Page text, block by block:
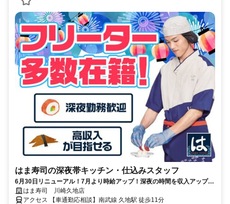
はま寿司の深夜帯キッチン・仕込みスタッフ
6月30日リニューアル！7月より時給アップ！深夜の時間を収入アップ
に！フリーター多数活躍中♪高収入を目指せる環境です！
はま寿司 川崎久地店
アクセス 【車通勤応相談】南武線 久地駅 徒歩11分